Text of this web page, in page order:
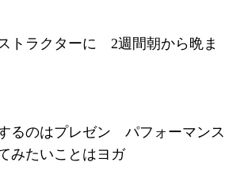
トラクターに 2週間朝から晩ま
るのはプレゼン パフォーマンス
みたいことはヨガ